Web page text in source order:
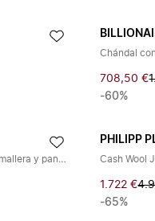
Chándal
708,50 €
-60%
Conjunto de jogging: Chaqueta con cremallera y pantalón con monograma
PHILIPP
Cash Wool
1.722 €
-65%